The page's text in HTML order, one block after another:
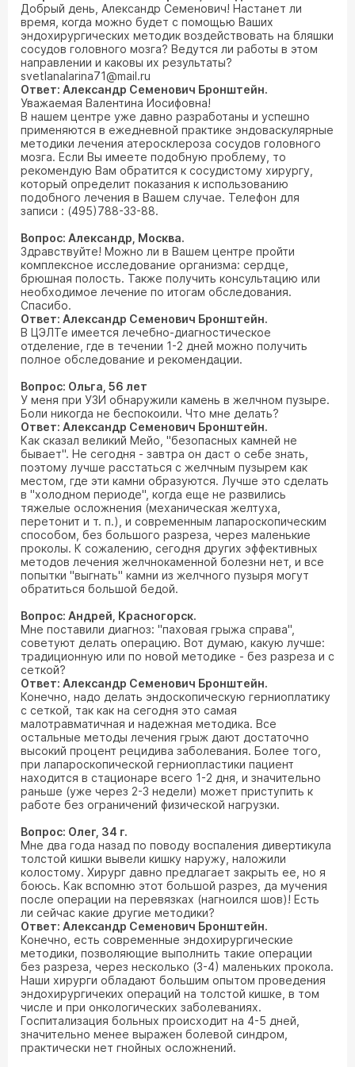
Добрый день, Александр Семенович! Настанет ли
время, когда можно будет с помощью Ваших
эндохирургических методик воздействовать на бляшки
сосудов головного мозга? Ведутся ли работы в этом
направлении и каковы их результаты?
svetlanalarina71@mail.ru
Ответ: Александр Семенович Бронштейн.
Уважаемая Валентина Иосифовна!
В нашем центре уже давно разработаны и успешно
применяются в ежедневной практике эндоваскулярные
методики лечения атеросклероза сосудов головного
мозга. Если Вы имеете подобную проблему, то
рекомендую Вам обратится к сосудистому хирургу,
который определит показания к использованию
подобного лечения в Вашем случае. Телефон для
записи : (495)788-33-88.
Вопрос: Александр, Москва.
Здравствуйте! Можно ли в Вашем центре пройти
комплексное исследование организма: сердце,
брюшная полость. Также получить консультацию или
необходимое лечение по итогам обследования.
Спасибо.
Ответ: Александр Семенович Бронштейн.
В ЦЭЛТе имеется лечебно-диагностическое
отделение, где в течении 1-2 дней можно получить
полное обследование и рекомендации.
Вопрос: Ольга, 56 лет
У меня при УЗИ обнаружили камень в желчном пузыре.
Боли никогда не беспокоили. Что мне делать?
Ответ: Александр Семенович Бронштейн.
Как сказал великий Мейо, "безопасных камней не
бывает". Не сегодня - завтра он даст о себе знать,
поэтому лучше расстаться с желчным пузырем как
местом, где эти камни образуются. Лучше это сделать
в "холодном периоде", когда еще не развились
тяжелые осложнения (механическая желтуха,
перетонит и т. п.), и современным лапароскопическим
способом, без большого разреза, через маленькие
проколы. К сожалению, сегодня других эффективных
методов лечения желчнокаменной болезни нет, и все
попытки "выгнать" камни из желчного пузыря могут
обратиться большой бедой.
Вопрос: Андрей, Красногорск.
Мне поставили диагноз: "паховая грыжа справа",
советуют делать операцию. Вот думаю, какую лучше:
традиционную или по новой методике - без разреза и с
сеткой?
Ответ: Александр Семенович Бронштейн.
Конечно, надо делать эндоскопическую герниоплатику
с сеткой, так как на сегодня это самая
малотравматичная и надежная методика. Все
остальные методы лечения грыж дают достаточно
высокий процент рецидива заболевания. Более того,
при лапароскопической герниопластики пациент
находится в стационаре всего 1-2 дня, и значительно
раньше (уже через 2-3 недели) может приступить к
работе без ограничений физической нагрузки.
Вопрос: Олег, 34 г.
Мне два года назад по поводу воспаления дивертикула
толстой кишки вывели кишку наружу, наложили
колостому. Хирург давно предлагает закрыть ее, но я
боюсь. Как вспомню этот большой разрез, да мучения
после операции на перевязках (нагноился шов)! Есть
ли сейчас какие другие методики?
Ответ: Александр Семенович Бронштейн.
Конечно, есть современные эндохирургические
методики, позволяющие выполнить такие операции
без разреза, через несколько (3-4) маленьких прокола.
Наши хирурги обладают большим опытом проведения
эндохирургичеких операций на толстой кишке, в том
числе и при онкологических заболеваниях.
Госпитализация больных происходит на 4-5 дней,
значительно менее выражен болевой синдром,
практически нет гнойных осложнений.